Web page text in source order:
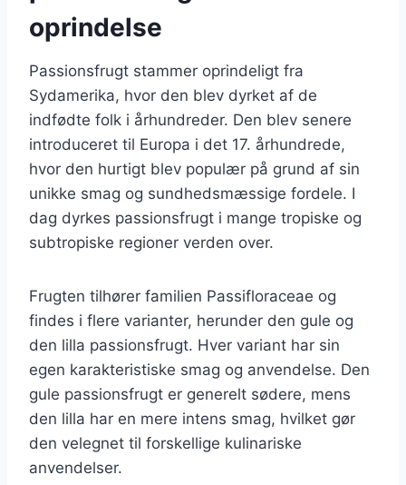
oprindelse
Passionsfrugt stammer oprindeligt fra
Sydamerika, hvor den blev dyrket af de
indfødte folk i århundreder. Den blev senere
introduceret til Europa i det 17. århundrede,
hvor den hurtigt blev populær på grund af sin
unikke smag og sundhedsmæssige fordele. I
dag dyrkes passionsfrugt i mange tropiske og
subtropiske regioner verden over.
Frugten tilhører familien Passifloraceae og
findes i flere varianter, herunder den gule og
den lilla passionsfrugt. Hver variant har sin
egen karakteristiske smag og anvendelse. Den
gule passionsfrugt er generelt sødere, mens
den lilla har en mere intens smag, hvilket gør
den velegnet til forskellige kulinariske
anvendelser.